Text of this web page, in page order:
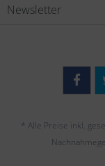
Newsletter
* Alle Preise inkl.